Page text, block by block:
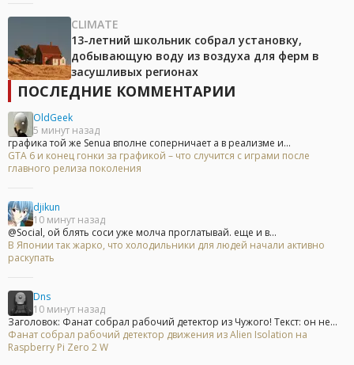
CLIMATE
13-летний школьник собрал установку,
добывающую воду из воздуха для ферм в
засушливых регионах
ПОСЛЕДНИЕ КОММЕНТАРИИ
OldGeek
5 минут назад
графика той же Senua вполне соперничает а в реализме и...
GTA 6 и конец гонки за графикой – что случится с играми после
главного релиза поколения
djikun
10 минут назад
@Social, ой блять соси уже молча проглатывай. еще и в...
В Японии так жарко, что холодильники для людей начали активно
раскупать
Dns
10 минут назад
Заголовок: Фанат собрал рабочий детектор из Чужого! Текст: он не...
Фанат собрал рабочий детектор движения из Alien Isolation на
Raspberry Pi Zero 2 W